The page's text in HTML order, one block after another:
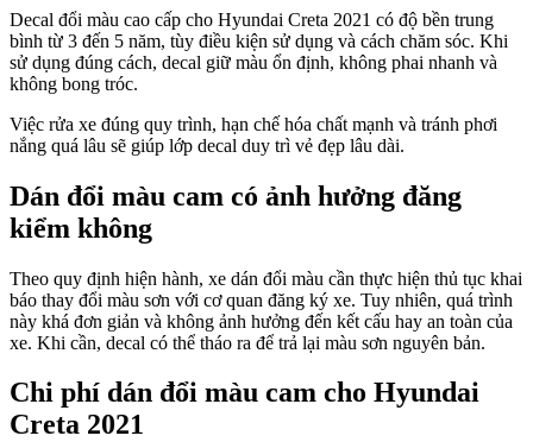
Decal đổi màu cao cấp cho Hyundai Creta 2021 có độ bền trung
bình từ 3 đến 5 năm, tùy điều kiện sử dụng và cách chăm sóc. Khi
sử dụng đúng cách, decal giữ màu ổn định, không phai nhanh và
không bong tróc.
Việc rửa xe đúng quy trình, hạn chế hóa chất mạnh và tránh phơi
nắng quá lâu sẽ giúp lớp decal duy trì vẻ đẹp lâu dài.
Dán đổi màu cam có ảnh hưởng đăng
kiểm không
Theo quy định hiện hành, xe dán đổi màu cần thực hiện thủ tục khai
báo thay đổi màu sơn với cơ quan đăng ký xe. Tuy nhiên, quá trình
này khá đơn giản và không ảnh hưởng đến kết cấu hay an toàn của
xe. Khi cần, decal có thể tháo ra để trả lại màu sơn nguyên bản.
Chi phí dán đổi màu cam cho Hyundai
Creta 2021